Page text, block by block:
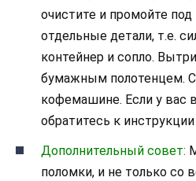
очистите и промойте
отдельные детали, т.е.
контейнер и сопло.
бумажным полотенцем.
кофемашине. Если у вас
обратитесь к
Дополнительный совет:
поломки, и не только со